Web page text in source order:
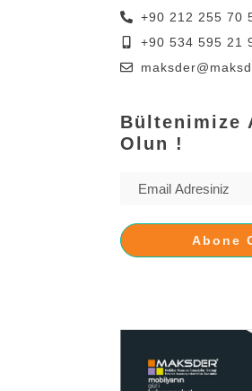
+90 212 255 70
+90 534 595 21
Bültenimize
Olun !